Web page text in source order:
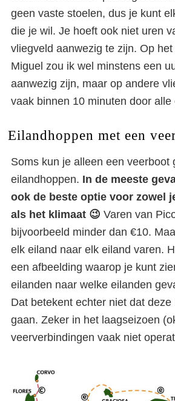
geen vaste stoelen, dus je kunt
die je wil. Je hoeft ook niet uren
vliegveld aanwezig te zijn. Op
Miguel zou ik wel minstens een
aanwezig zijn, maar op andere
vaak binnen 10 minuten door alle
Eilandhoppen met een
Soms kun je alleen een veerboot
eilandhoppen. In de meeste
ook de beste optie voor zowel
als het klimaat 😉 Varen van
bijvoorbeeld minder dan €10.
elk eiland naar elk eiland varen.
een afbeelding waarop je kunt
eilanden naar welke eilanden
Dat betekent echter niet dat deze
gaan. Zeker in het laagseizoen
veerverbindingen vaak niet